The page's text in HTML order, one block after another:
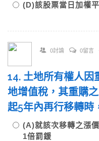
(D)該股票當日加權
0討論 0留言
14. 土地所有權人因
地增值稅，其重購
起5年內再行移轉
(A)就該次移轉之漲
1倍罰鍰